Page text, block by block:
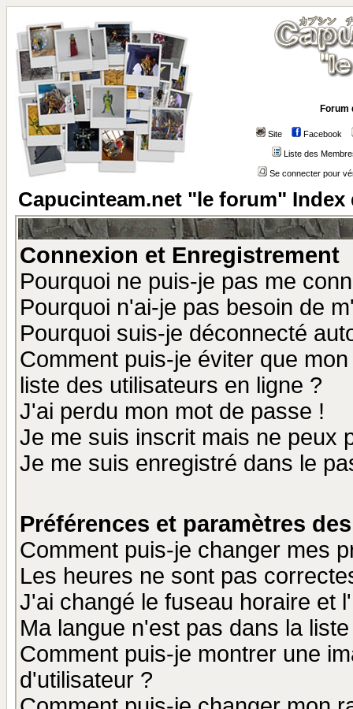
Forum
Site Facebook
Liste des
Se connecter pour
Capucinteam.net "le forum" Index
Connexion et Enregistrement
Pourquoi ne puis-je pas me
Pourquoi n'ai-je pas besoin de
Pourquoi suis-je déconnecté
Comment puis-je éviter que
liste des utilisateurs en ligne ?
J'ai perdu mon mot de passe !
Je me suis inscrit mais ne peux
Je me suis enregistré dans le
Préférences et paramètres
Comment puis-je changer mes
Les heures ne sont pas
J'ai changé le fuseau horaire et
Ma langue n'est pas dans la
Comment puis-je montrer une
d'utilisateur ?